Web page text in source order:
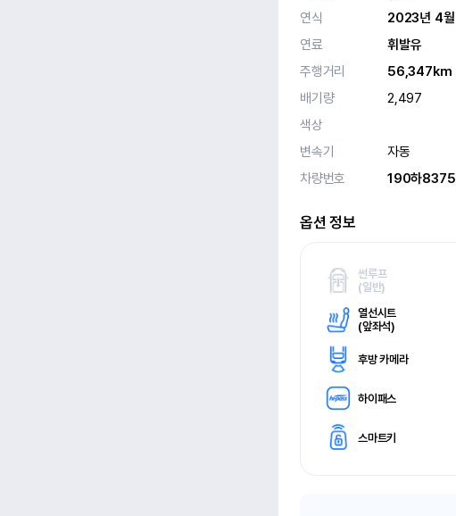
연식
2023년 4월
연료
휘발유
주행거리
56,347km
배기량
2,497
색상
변속기
자동
차량번호
190하8375
옵션 정보
썬루프
(일반)
열선시트
(앞좌석)
후방 카메라
하이패스
스마트키